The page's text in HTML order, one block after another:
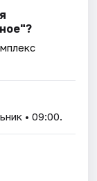
• 09:00.